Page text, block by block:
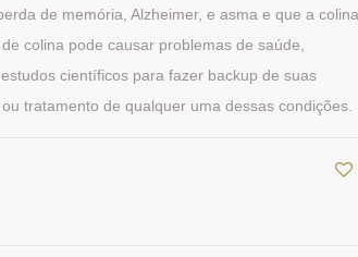
de memória, Alzheimer, e asma e que a colina
colina pode causar problemas de saúde,
científicos para fazer backup de suas
tratamento de qualquer uma dessas condições.